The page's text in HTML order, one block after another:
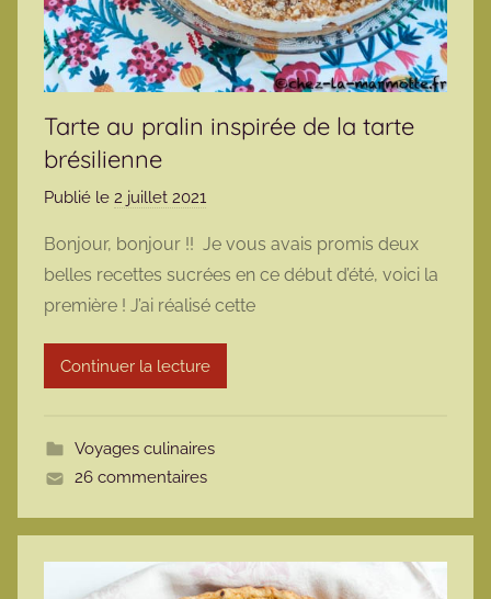
Tarte au pralin inspirée de la tarte
brésilienne
Publié le 2 juillet 2021
r
m
a
r
m
t
e
Bonjour, bonjour !! Je vous avais promis deux
belles recettes sucrées en ce début d’été, voici la
première ! J’ai réalisé cette
Continuer la lecture
Voyages culinaires
26 commentaires